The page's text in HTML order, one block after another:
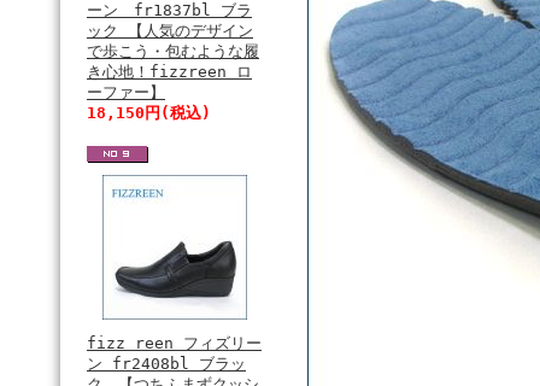
ーン fr1837bl ブラ
ック 【人気のデザイン
で歩こう・包むような履
き心地！fizzreen ロ
ーファー】
18,150円(税込)
fizz reen フィズリー
ン fr2408bl ブラッ